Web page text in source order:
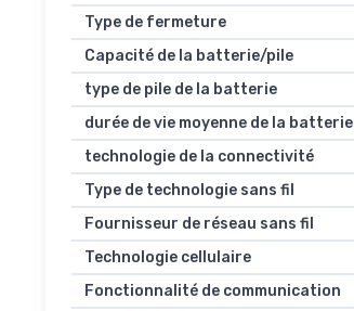
Type de fermeture
Capacité de la batterie/pile
type de pile de la batterie
durée de vie moyenne de la batterie
technologie de la connectivité
Type de technologie sans fil
Fournisseur de réseau sans fil
Technologie cellulaire
Fonctionnalité de communication